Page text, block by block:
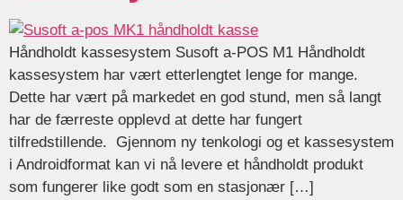
Håndholdt kassesystem Susoft a-POS M1 Håndholdt
kassesystem har vært etterlengtet lenge for mange.
Dette har vært på markedet en god stund, men så langt
har de færreste opplevd at dette har fungert
tilfredstillende. Gjennom ny tenkologi og et kassesystem
i Androidformat kan vi nå levere et håndholdt produkt
som fungerer like godt som en stasjonær […]